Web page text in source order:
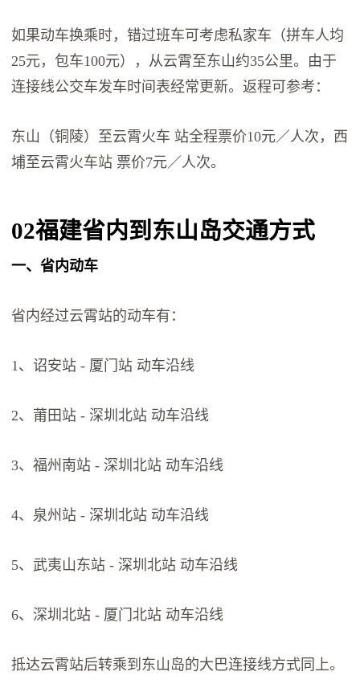
如果动车换乘时，错过班车可考虑私家车（拼车人均
25元，包车100元），从云霄至东山约35公里。由于
连接线公交车发车时间表经常更新。返程可参考：
东山（铜陵）至云霄火车 站全程票价10元／人次，西
埔至云霄火车站 票价7元／人次。
02福建省内到东山岛交通方式
一、省内动车
省内经过云霄站的动车有：
1、诏安站 - 厦门站 动车沿线
2、莆田站 - 深圳北站 动车沿线
3、福州南站 - 深圳北站 动车沿线
4、泉州站 - 深圳北站 动车沿线
5、武夷山东站 - 深圳北站 动车沿线
6、深圳北站 - 厦门北站 动车沿线
抵达云霄站后转乘到东山岛的大巴连接线方式同上。